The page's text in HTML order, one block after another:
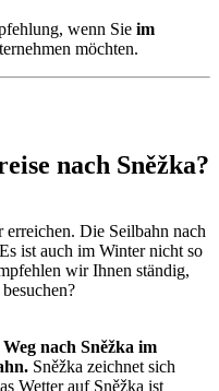
wenn Sie im
möchten.
nach Sněžka?
erreichen. Die Seilbahn nach
ist auch im Winter nicht so
wir Ihnen ständig,
nach Sněžka im
Sněžka zeichnet sich
Wetter auf Sněžka ist